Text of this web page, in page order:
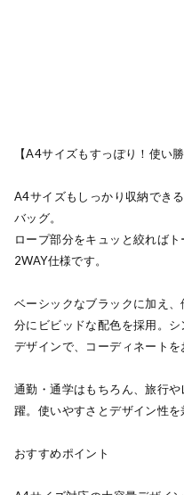
【A4サイズもすっぽり！使い
A4サイズもしっかり収納でき
バッグ。
ロープ部分をキュッと絞れば
2WAY仕様です。
ベーシックなブラックに加え
分にビビッドな配色を採用。
デザインで、コーディネートを
通勤・通学はもちろん、旅行
躍。使いやすさとデザイン性を
おすすめポイント